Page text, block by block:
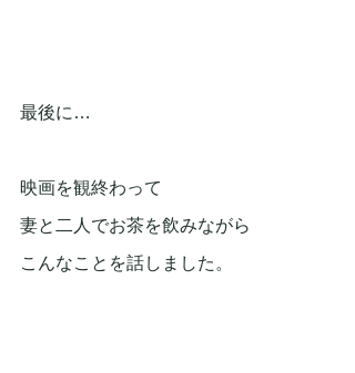
最後に…
映画を観終わって
妻と二人でお茶を飲みながら
こんなことを話しました。